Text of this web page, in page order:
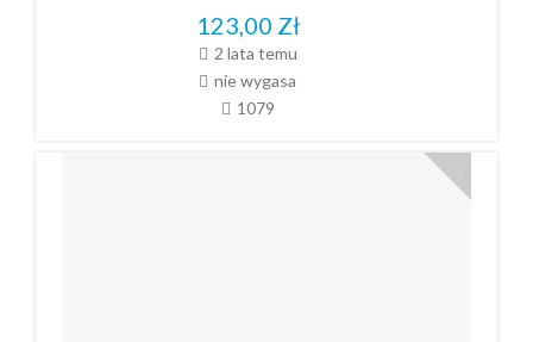
123,00 Zł
2 lata temu
nie wygasa
1079